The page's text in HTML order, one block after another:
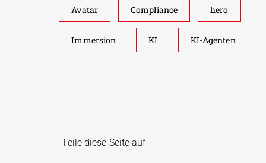
Avatar Compliance hero
Immersion KI KI-Agenten
Teile diese Seite auf